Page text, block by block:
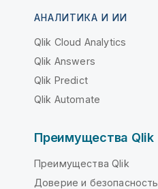
АНАЛИТИКА И ИИ
Qlik Cloud Analytics
Qlik Answers
Qlik Predict
Qlik Automate
Преимущества Qlik
Преимущества Qlik
Доверие и безопасность